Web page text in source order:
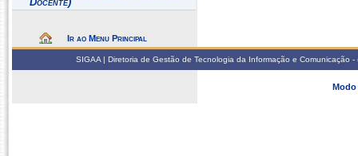
Ir ao Menu Principal
SIGAA | Diretoria de Gestão de Tecnologia da Informação e
Modo